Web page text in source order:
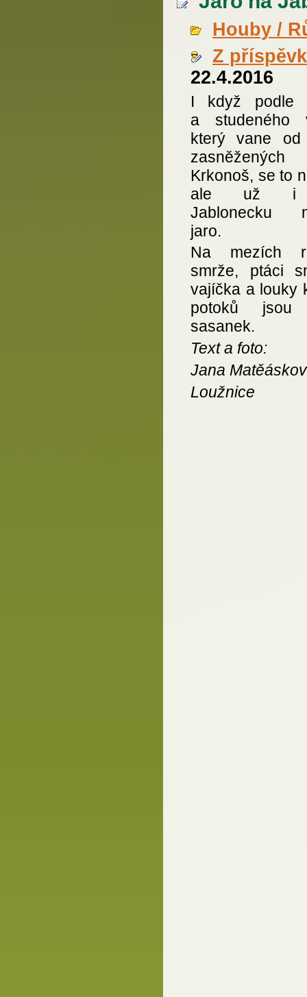
Houby /
Z
22.4.2016
I když podle
a studeného
který vane od
zasněžených
Krkonoš, se to
ale už i
Jablonecku
jaro.
Na mezích
smrže, ptáci
vajíčka a louky
potoků jsou
sasanek.
Text a foto:
Jana
Loužnice